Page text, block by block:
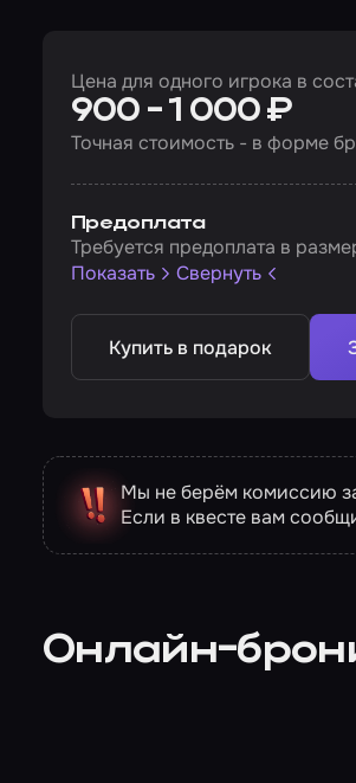
Цена для одного игрока в
900 - 1 000 ₽
Точная стоимость - в форме
Предоплата
Требуется предоплата в
Показать
Свернуть
Купить в подарок
Мы не берём комиссию
Если в квесте вам
Онлайн-